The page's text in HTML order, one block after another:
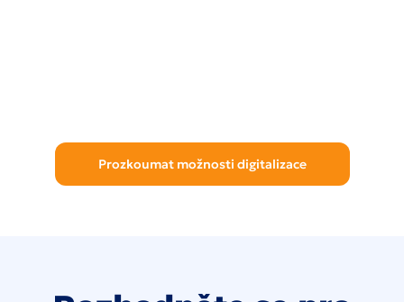
Prozkoumat možnosti digitalizace